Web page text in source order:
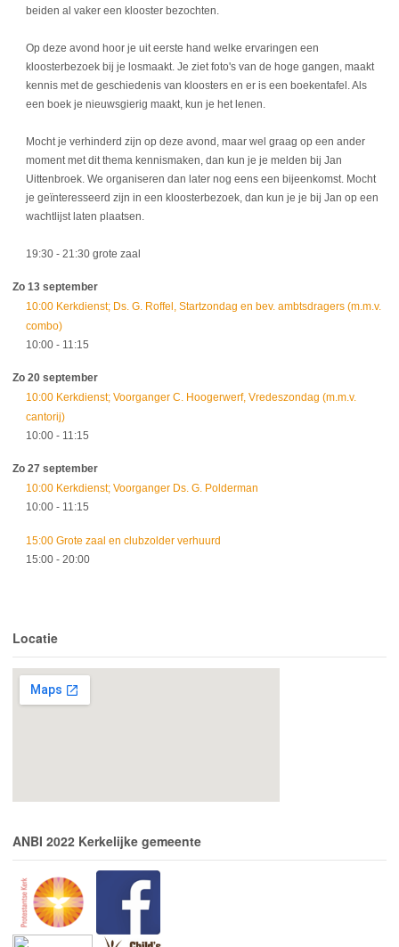
beiden al vaker een klooster bezochten.
Op deze avond hoor je uit eerste hand welke ervaringen een
kloosterbezoek bij je losmaakt. Je ziet foto's van de hoge gangen, maakt
kennis met de geschiedenis van kloosters en er is een boekentafel. Als
een boek je nieuwsgierig maakt, kun je het lenen.
Mocht je verhinderd zijn op deze avond, maar wel graag op een ander
moment met dit thema kennismaken, dan kun je je melden bij Jan
Uittenbroek. We organiseren dan later nog eens een bijeenkomst. Mocht
je geïnteresseerd zijn in een kloosterbezoek, dan kun je je bij Jan op een
wachtlijst laten plaatsen.
19:30 - 21:30 grote zaal
Zo 13 september
10:00 Kerkdienst; Ds. G. Roffel, Startzondag en bev. ambtsdragers (m.m.v.
combo)
10:00 - 11:15
Zo 20 september
10:00 Kerkdienst; Voorganger C. Hoogerwerf, Vredeszondag (m.m.v.
cantorij)
10:00 - 11:15
Zo 27 september
10:00 Kerkdienst; Voorganger Ds. G. Polderman
10:00 - 11:15
15:00 Grote zaal en clubzolder verhuurd
15:00 - 20:00
Locatie
ANBI 2022 Kerkelijke gemeente